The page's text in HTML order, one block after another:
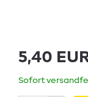
5,40
Sofort